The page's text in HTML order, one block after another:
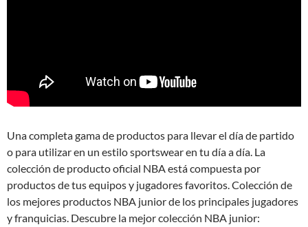
Una completa gama de productos para llevar el día de partido
o para utilizar en un estilo sportswear en tu día a día. La
colección de producto oficial NBA está compuesta por
productos de tus equipos y jugadores favoritos. Colección de
los mejores productos NBA junior de los principales jugadores
y franquicias. Descubre la mejor colección NBA junior: